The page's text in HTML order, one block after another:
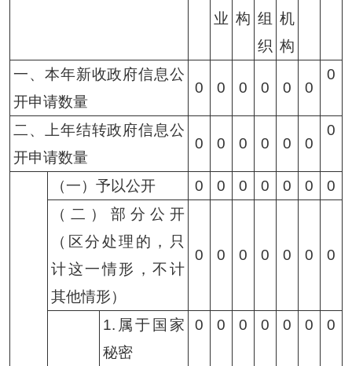
业 构 组
织
机
构
一、本年新收政府信息公
开申请数量
0 0 0 0 0 0
0
二、上年结转政府信息公
开申请数量
0 0 0 0 0 0
0
（一）予以公开 0 0 0 0 0 0
0
（二）部分公开
（区分处理的，只
计这一情形，不计
其他情形）
0 0 0 0 0 0 0
1.属于国家
秘密
0 0 0 0 0 0 0